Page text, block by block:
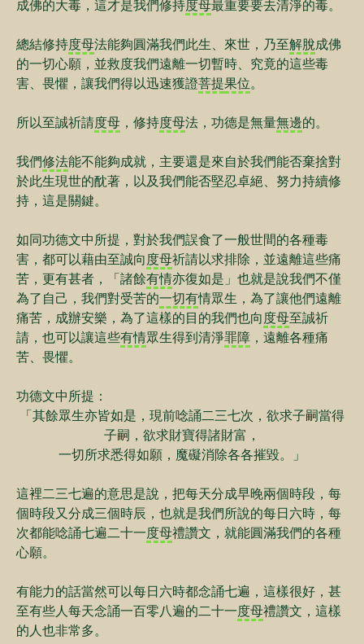
成佛的大毒，這才是我們修持度母最重要要去清淨的毒。
總結修持度母法能夠圓滿我們此生、來世，乃至解脫成佛
的一切心願，並救度我們遠離一切暫時、究竟的這些毒
害、畏懼，讓我們得以迅速獲證菩提果位。
所以至誠祈請度母 ，修持度母法，功德是無量無邊的。
我們修法能不能夠成就，主要還是來自於我們能否棄捨對
於此生現世的酖著，以及我們能否堅忍卓絕、努力持續修
持，這是關鍵。
如同功德文中所提，對於我們誤食了一般世間的各種毒
害，都可以藉由至誠向度母祈請以求排除，並遠離這些痛
苦，更有甚者，「諸餘有情亦復如是」也就是說我們不僅
為了自己，我們對受苦的一切有情眾生，為了讓他們遠離
痛苦，成辦安樂，為了這樣的目的我們也向度母至誠祈
請，也可以讓這些有情眾生得到清淨罪障 ，遠離各種痛
苦、畏懼。
功德文中所提：
「其餘眾生亦皆如是，現前唸誦二三七次，欲求子嗣當得
子嗣，欲求財寶得諸財富，
一切所求悉得如願，魔礙消除各各摧毀。」
這裡二三七遍的意思是說，把每天分成早晚兩個時段，每
個時段又分成三個時辰，也就是我們所說的每日六時，每
次都能唸誦七遍二十一度母禮讚文，就能圓滿我們的各種
心願。
有能力的話當然可以每日六時都念誦七遍，這樣很好，甚
至有些人每天念誦一百零八遍的二十一度母禮讚文，這樣
的人也非常多。